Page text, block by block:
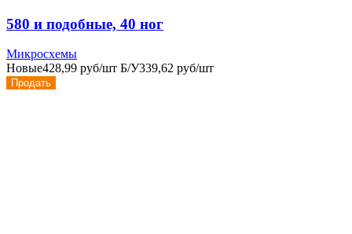
580 и подобные, 40 ног
Микросхемы
Новые428,99 руб/шт Б/У339,62 руб/шт
Продать